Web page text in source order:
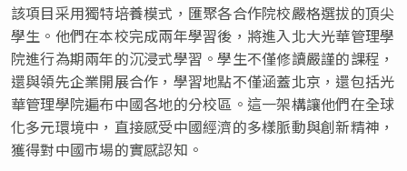
該項目采用獨特培養模式，匯聚各合作院校嚴格選拔的頂尖
學生。他們在本校完成兩年學習後，將進入北大光華管理學
院進行為期兩年的沉浸式學習。學生不僅修讀嚴謹的課程，
還與領先企業開展合作，學習地點不僅涵蓋北京，還包括光
華管理學院遍布中國各地的分校區。這一架構讓他們在全球
化多元環境中，直接感受中國經濟的多樣脈動與創新精神，
獲得對中國市場的實感認知。